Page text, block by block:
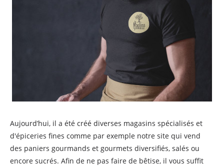
Aujourd’hui, il a été créé diverses magasins spécialisés et
d'épiceries fines comme par exemple notre site qui vend
des paniers gourmands et gourmets diversifiés, salés ou
encore sucrés. Afin de ne pas faire de bêtise, il vous suffit